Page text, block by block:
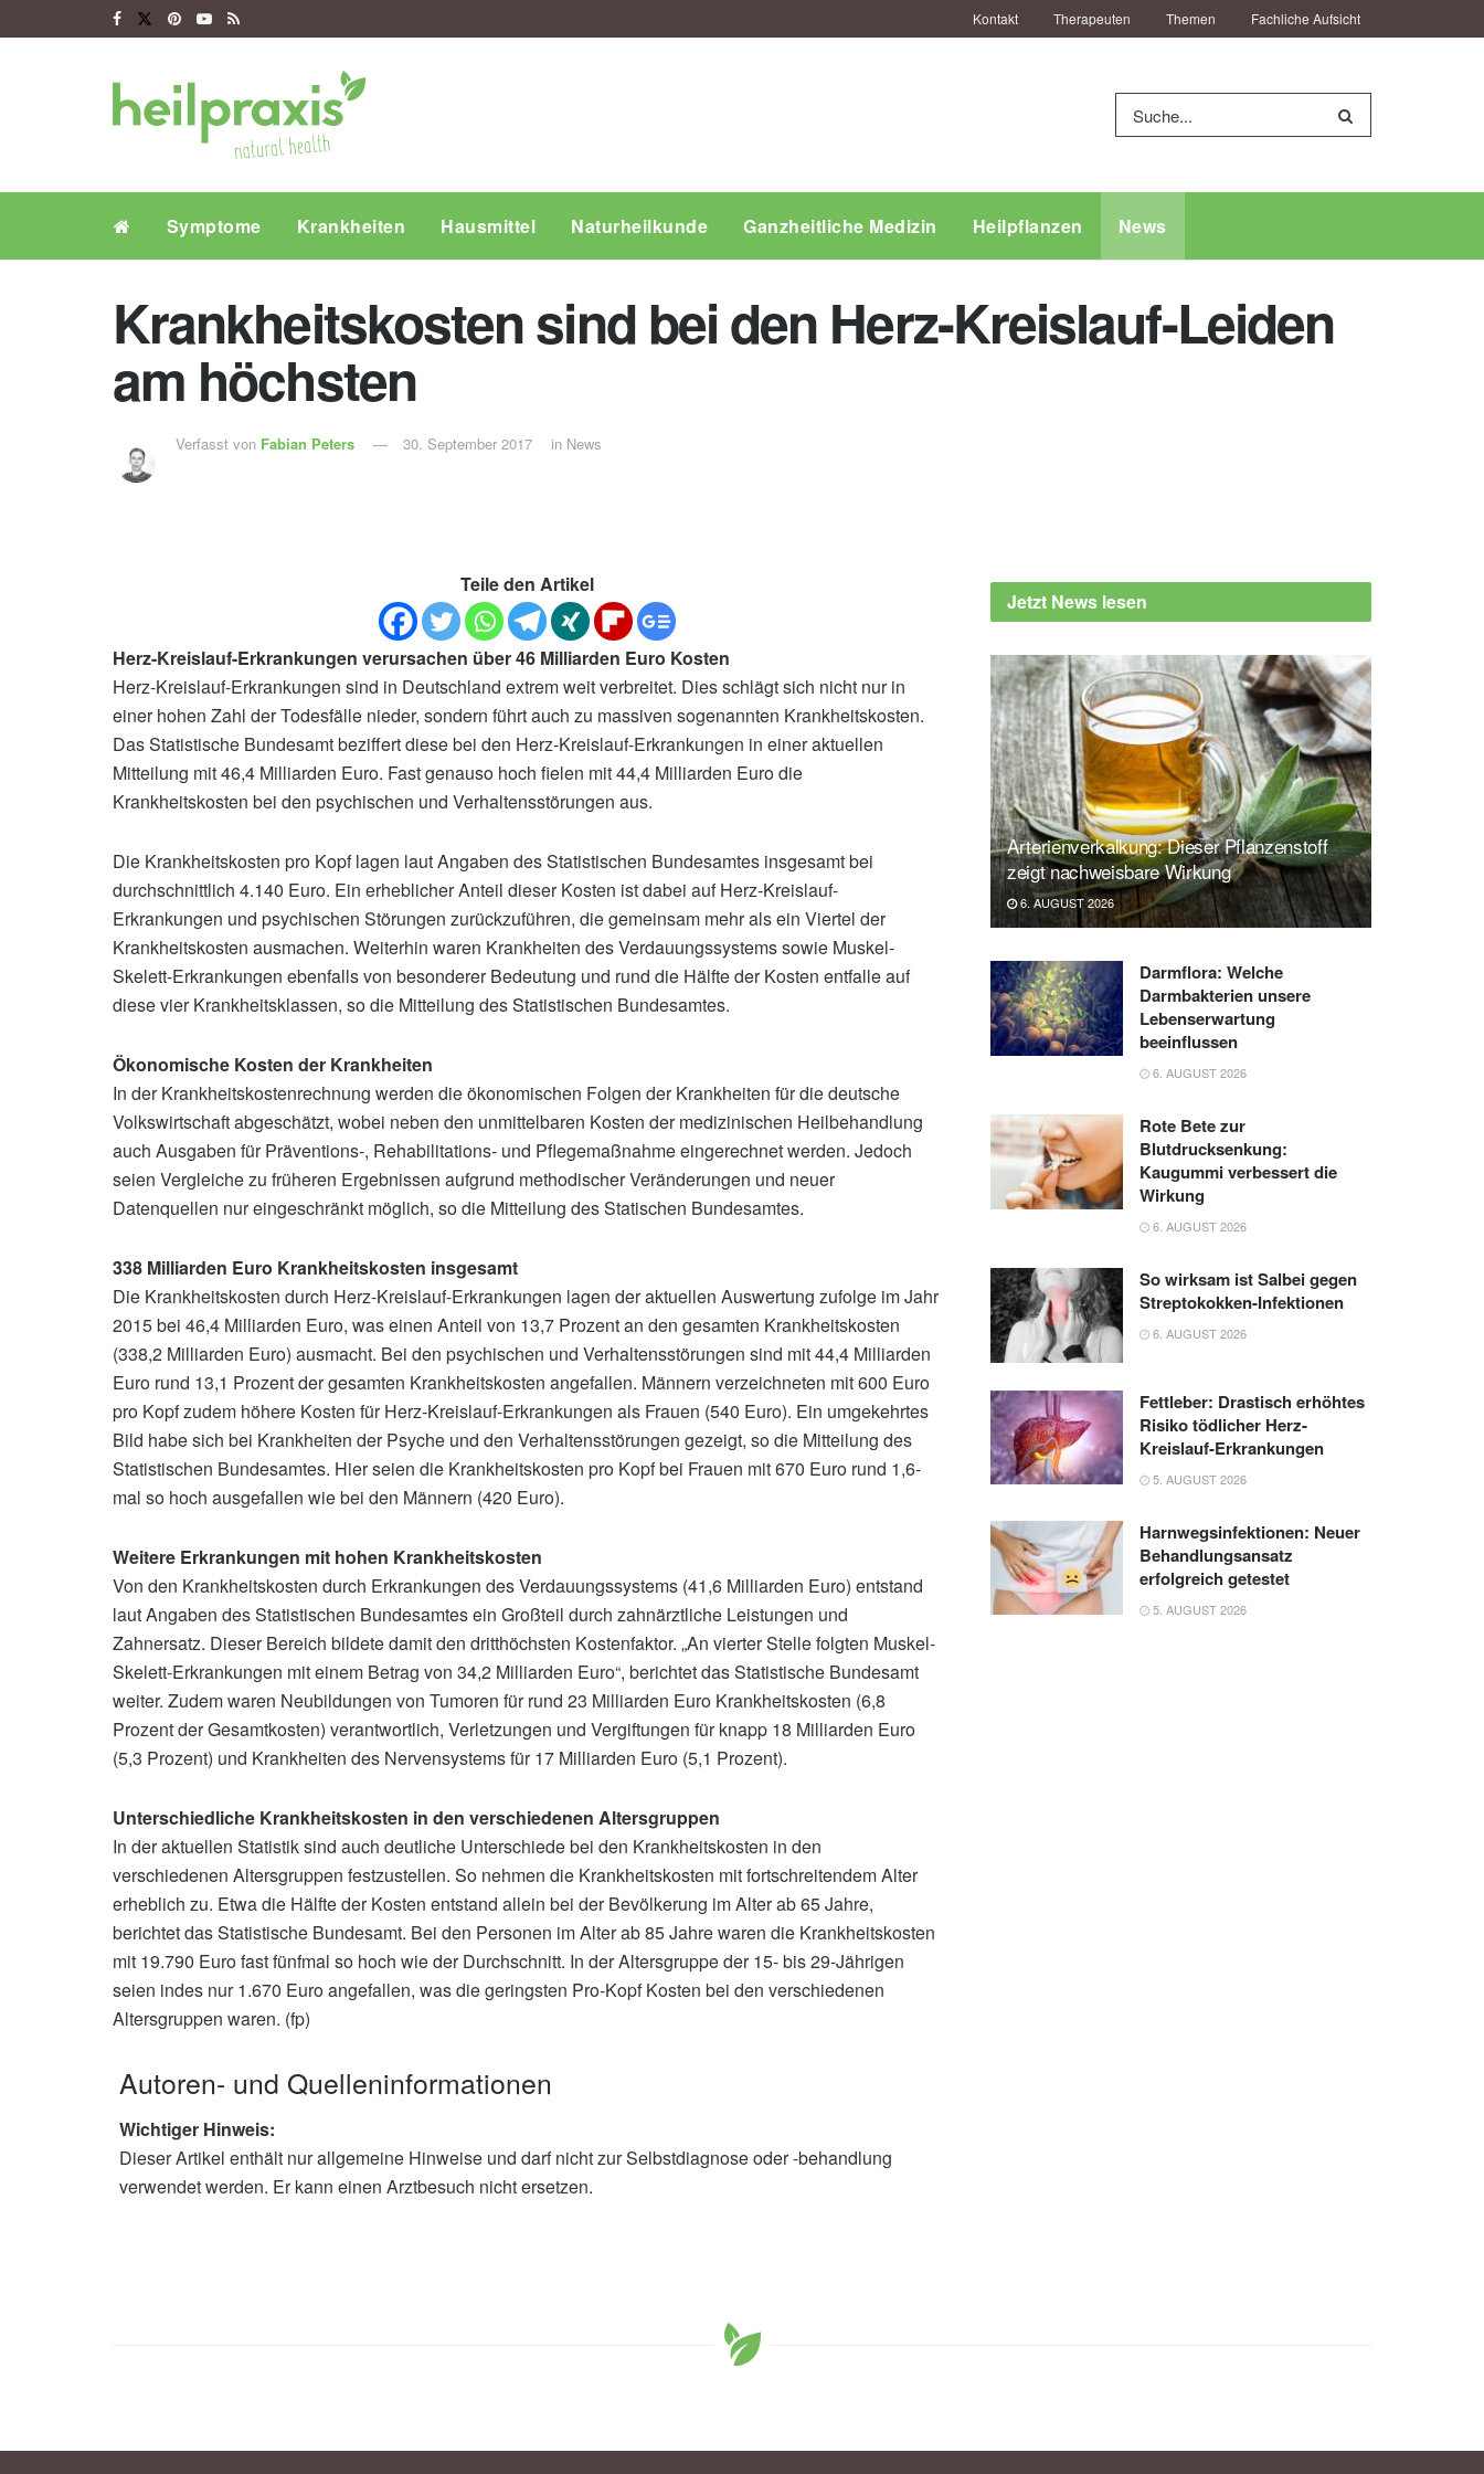
Kontakt Therapeuten Themen Fachliche Aufsicht
Symptome Krankheiten Hausmittel Naturheilkunde Ganzheitliche Medizin Heilpflanzen News
Krankheitskosten sind bei den Herz-Kreislauf-Leiden
am höchsten
Verfasst von Fabian Peters 30. September 2017 in News
Teile den Artikel
Herz-Kreislauf-Erkrankungen verursachen über 46 Milliarden Euro Kosten
Herz-Kreislauf-Erkrankungen sind in Deutschland extrem weit verbreitet. Dies schlägt sich nicht nur in
einer hohen Zahl der Todesfälle nieder, sondern führt auch zu massiven sogenannten Krankheitskosten.
Das Statistische Bundesamt beziffert diese bei den Herz-Kreislauf-Erkrankungen in einer aktuellen
Mitteilung mit 46,4 Milliarden Euro. Fast genauso hoch fielen mit 44,4 Milliarden Euro die
Krankheitskosten bei den psychischen und Verhaltensstörungen aus.
Die Krankheitskosten pro Kopf lagen laut Angaben des Statistischen Bundesamtes insgesamt bei
durchschnittlich 4.140 Euro. Ein erheblicher Anteil dieser Kosten ist dabei auf Herz-Kreislauf-
Erkrankungen und psychischen Störungen zurückzuführen, die gemeinsam mehr als ein Viertel der
Krankheitskosten ausmachen. Weiterhin waren Krankheiten des Verdauungssystems sowie Muskel-
Skelett-Erkrankungen ebenfalls von besonderer Bedeutung und rund die Hälfte der Kosten entfalle auf
diese vier Krankheitsklassen, so die Mitteilung des Statistischen Bundesamtes.
Ökonomische Kosten der Krankheiten
In der Krankheitskostenrechnung werden die ökonomischen Folgen der Krankheiten für die deutsche
Volkswirtschaft abgeschätzt, wobei neben den unmittelbaren Kosten der medizinischen Heilbehandlung
auch Ausgaben für Präventions-, Rehabilitations- und Pflegemaßnahme eingerechnet werden. Jedoch
seien Vergleiche zu früheren Ergebnissen aufgrund methodischer Veränderungen und neuer
Datenquellen nur eingeschränkt möglich, so die Mitteilung des Statischen Bundesamtes.
338 Milliarden Euro Krankheitskosten insgesamt
Die Krankheitskosten durch Herz-Kreislauf-Erkrankungen lagen der aktuellen Auswertung zufolge im Jahr
2015 bei 46,4 Milliarden Euro, was einen Anteil von 13,7 Prozent an den gesamten Krankheitskosten
(338,2 Milliarden Euro) ausmacht. Bei den psychischen und Verhaltensstörungen sind mit 44,4 Milliarden
Euro rund 13,1 Prozent der gesamten Krankheitskosten angefallen. Männern verzeichneten mit 600 Euro
pro Kopf zudem höhere Kosten für Herz-Kreislauf-Erkrankungen als Frauen (540 Euro). Ein umgekehrtes
Bild habe sich bei Krankheiten der Psyche und den Verhaltensstörungen gezeigt, so die Mitteilung des
Statistischen Bundesamtes. Hier seien die Krankheitskosten pro Kopf bei Frauen mit 670 Euro rund 1,6-
mal so hoch ausgefallen wie bei den Männern (420 Euro).
Weitere Erkrankungen mit hohen Krankheitskosten
Von den Krankheitskosten durch Erkrankungen des Verdauungssystems (41,6 Milliarden Euro) entstand
laut Angaben des Statistischen Bundesamtes ein Großteil durch zahnärztliche Leistungen und
Zahnersatz. Dieser Bereich bildete damit den dritthöchsten Kostenfaktor. „An vierter Stelle folgten Muskel-
Skelett-Erkrankungen mit einem Betrag von 34,2 Milliarden Euro“, berichtet das Statistische Bundesamt
weiter. Zudem waren Neubildungen von Tumoren für rund 23 Milliarden Euro Krankheitskosten (6,8
Prozent der Gesamtkosten) verantwortlich, Verletzungen und Vergiftungen für knapp 18 Milliarden Euro
(5,3 Prozent) und Krankheiten des Nervensystems für 17 Milliarden Euro (5,1 Prozent).
Unterschiedliche Krankheitskosten in den verschiedenen Altersgruppen
In der aktuellen Statistik sind auch deutliche Unterschiede bei den Krankheitskosten in den
verschiedenen Altersgruppen festzustellen. So nehmen die Krankheitskosten mit fortschreitendem Alter
erheblich zu. Etwa die Hälfte der Kosten entstand allein bei der Bevölkerung im Alter ab 65 Jahre,
berichtet das Statistische Bundesamt. Bei den Personen im Alter ab 85 Jahre waren die Krankheitskosten
mit 19.790 Euro fast fünfmal so hoch wie der Durchschnitt. In der Altersgruppe der 15- bis 29-Jährigen
seien indes nur 1.670 Euro angefallen, was die geringsten Pro-Kopf Kosten bei den verschiedenen
Altersgruppen waren. (fp)
Autoren- und Quelleninformationen
Wichtiger Hinweis:
Dieser Artikel enthält nur allgemeine Hinweise und darf nicht zur Selbstdiagnose oder -behandlung
verwendet werden. Er kann einen Arztbesuch nicht ersetzen.
Jetzt News lesen
Arterienverkalkung: Dieser Pflanzenstoff
zeigt nachweisbare Wirkung
6. AUGUST 2026
Darmflora: Welche
Darmbakterien unsere
Lebenserwartung
beeinflussen
6. AUGUST 2026
Rote Bete zur
Blutdrucksenkung:
Kaugummi verbessert die
Wirkung
6. AUGUST 2026
So wirksam ist Salbei gegen
Streptokokken-Infektionen
6. AUGUST 2026
Fettleber: Drastisch erhöhtes
Risiko tödlicher Herz-
Kreislauf-Erkrankungen
5. AUGUST 2026
Harnwegsinfektionen: Neuer
Behandlungsansatz
erfolgreich getestet
5. AUGUST 2026